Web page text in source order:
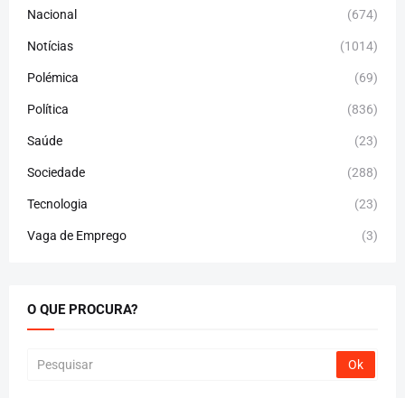
Nacional (674)
Notícias (1014)
Polémica (69)
Política (836)
Saúde (23)
Sociedade (288)
Tecnologia (23)
Vaga de Emprego (3)
O QUE PROCURA?